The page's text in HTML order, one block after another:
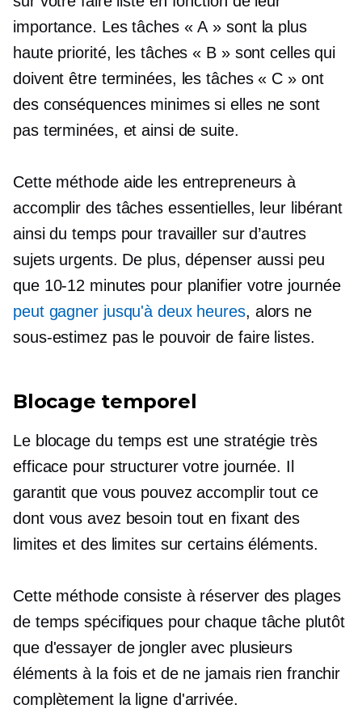
importance. Les tâches « A » sont la plus
haute priorité, les tâches « B » sont celles qui
doivent être terminées, les tâches « C » ont
des conséquences minimes si elles ne sont
pas terminées, et ainsi de suite.
Cette méthode aide les entrepreneurs à
accomplir des tâches essentielles, leur libérant
ainsi du temps pour travailler sur d’autres
sujets urgents. De plus, dépenser aussi peu
que 10-12 minutes pour planifier votre journée
peut gagner jusqu'à deux heures, alors ne
sous-estimez pas le pouvoir de fairelistes.
Blocage temporel
Le blocage du temps est une stratégie très
efficace pour structurer votre journée. Il
garantit que vous pouvez accomplir tout ce
dont vous avez besoin tout en fixant des
limites et des limites sur certains éléments.
Cette méthode consiste à réserver des plages
de temps spécifiques pour chaque tâche plutôt
que d'essayer de jongler avec plusieurs
éléments à la fois et de ne jamais rien franchir
complètement la ligne d'arrivée.